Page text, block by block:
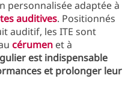
personnalisée adaptée à
auditives. Positionnés
auditif, les ITE sont
cérumen et à
est indispensable
et prolonger leur